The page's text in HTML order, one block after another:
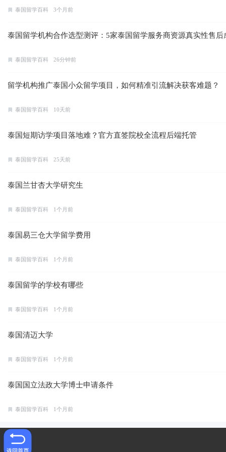
泰国留学百科 3个月前
泰国留学机构合作选型测评：5家泰国留学服务商资源真实性售后
泰国留学百科 26分钟前
留学机构推广泰国小众留学项目，如何精准引流解决获客难题？
泰国留学百科 10天前
泰国短期访学项目落地难？官方直签院校全流程后端托管
泰国留学百科 25天前
泰国兰甘杏大学研究生
泰国留学百科 1个月前
泰国易三仓大学留学费用
泰国留学百科 1个月前
泰国留学的学校有哪些
泰国留学百科 1个月前
泰国清迈大学
泰国留学百科 1个月前
泰国国立法政大学博士申请条件
泰国留学百科 1个月前